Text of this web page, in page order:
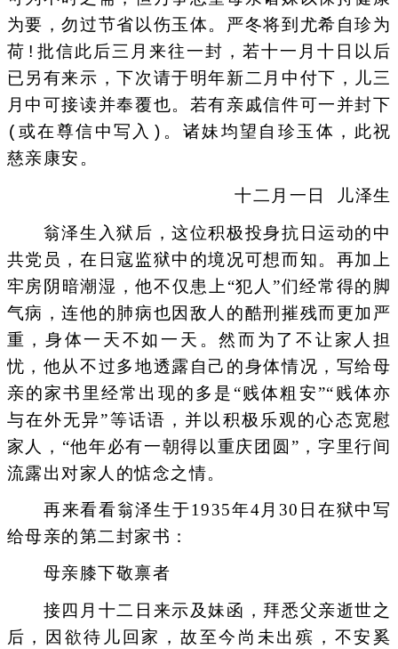
为要，勿过节省以伤玉体。严冬将到尤希自珍为
荷!批信此后三月来往一封，若十一月十日以后
已另有来示，下次请于明年新二月中付下，儿三
月中可接读并奉覆也。若有亲戚信件可一并封下
(或在尊信中写入)。诸妹均望自珍玉体，此祝
慈亲康安。
十二月一日 儿泽生
翁泽生入狱后，这位积极投身抗日运动的中
共党员，在日寇监狱中的境况可想而知。再加上
牢房阴暗潮湿，他不仅患上“犯人”们经常得的脚
气病，连他的肺病也因敌人的酷刑摧残而更加严
重，身体一天不如一天。然而为了不让家人担
忧，他从不过多地透露自己的身体情况，写给母
亲的家书里经常出现的多是“贱体粗安”“贱体亦
与在外无异”等话语，并以积极乐观的心态宽慰
家人，“他年必有一朝得以重庆团圆”，字里行间
流露出对家人的惦念之情。
再来看看翁泽生于1935年4月30日在狱中写
给母亲的第二封家书：
母亲膝下敬禀者
接四月十二日来示及妹函，拜悉父亲逝世之
后，因欲待儿回家，故至今尚未出殡，不安奚